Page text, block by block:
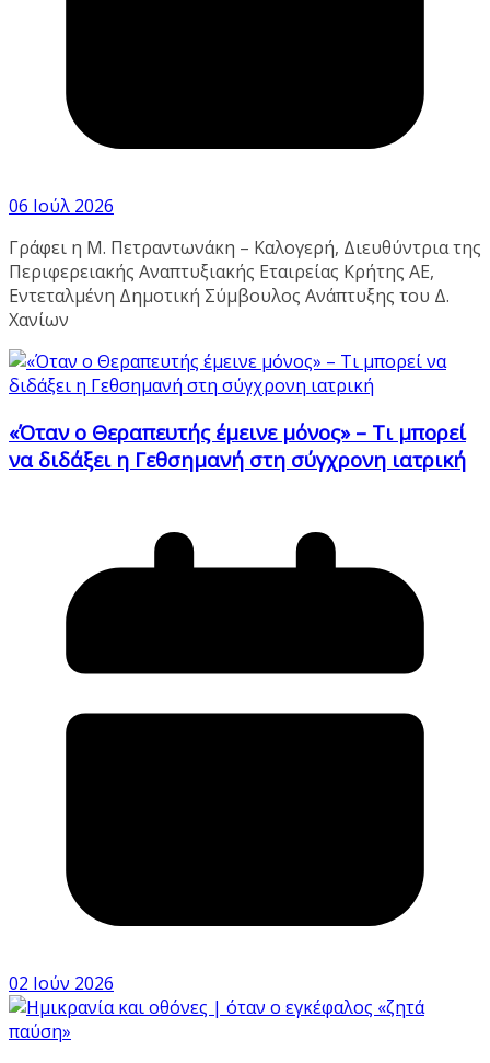
06 Ιούλ 2026
Γράφει η Μ. Πετραντωνάκη – Καλογερή, Διευθύντρια της
Περιφερειακής Αναπτυξιακής Εταιρείας Κρήτης ΑΕ,
Εντεταλμένη Δημοτική Σύμβουλος Ανάπτυξης του Δ.
Χανίων
«Όταν ο Θεραπευτής έμεινε μόνος» – Τι μπορεί
να διδάξει η Γεθσημανή στη σύγχρονη ιατρική
02 Ιούν 2026